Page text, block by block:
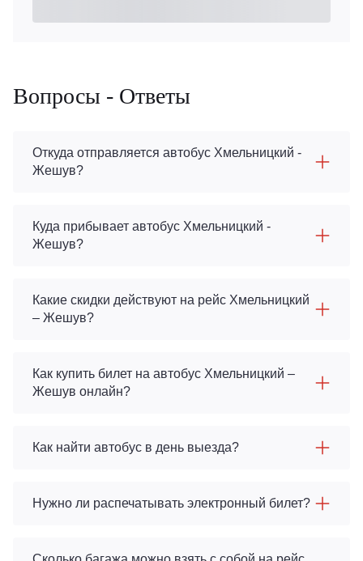
Вопросы - Ответы
Откуда отправляется автобус Хмельницкий -
Жешув?
Куда прибывает автобус Хмельницкий -
Жешув?
Какие скидки действуют на рейс Хмельницкий
– Жешув?
Как купить билет на автобус Хмельницкий –
Жешув онлайн?
Как найти автобус в день выезда?
Нужно ли распечатывать электронный билет?